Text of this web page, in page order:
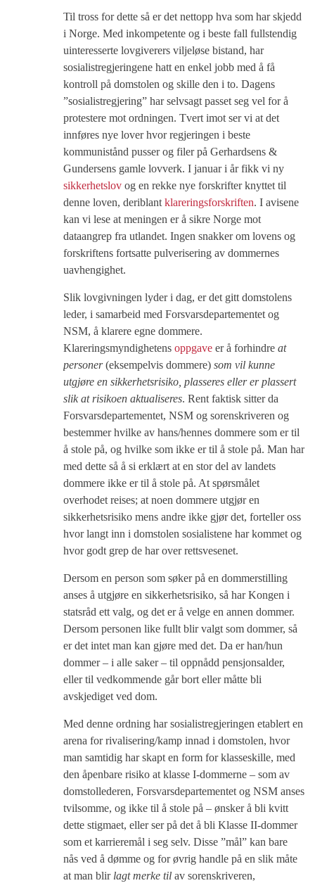
Til tross for dette så er det nettopp hva som har skjedd
i Norge. Med inkompetente og i beste fall fullstendig
uinteresserte lovgiverers viljeløse bistand, har
sosialistregjeringene hatt en enkel jobb med å få
kontroll på domstolen og skille den i to. Dagens
”sosialistregjering” har selvsagt passet seg vel for å
protestere mot ordningen. Tvert imot ser vi at det
innføres nye lover hvor regjeringen i beste
kommunistånd pusser og filer på Gerhardsens &
Gundersens gamle lovverk. I januar i år fikk vi ny
sikkerhetslov og en rekke nye forskrifter knyttet til
denne loven, deriblant klareringsforskriften. I avisene
kan vi lese at meningen er å sikre Norge mot
dataangrep fra utlandet. Ingen snakker om lovens og
forskriftens fortsatte pulverisering av dommernes
uavhengighet.
Slik lovgivningen lyder i dag, er det gitt domstolens
leder, i samarbeid med Forsvarsdepartementet og
NSM, å klarere egne dommere.
Klareringsmyndighetens oppgave er å forhindre at
personer(eksempelvis dommere) som vil kunne
utgjøre en sikkerhetsrisiko, plasseres eller er plassert
slik at risikoen aktualiseres. Rent faktisk sitter da
Forsvarsdepartementet, NSM og sorenskriveren og
bestemmer hvilke av hans/hennes dommere som er til
å stole på, og hvilke som ikke er til å stole på. Man har
med dette så å si erklært at en stor del av landets
dommere ikke er til å stole på. At spørsmålet
overhodet reises; at noen dommere utgjør en
sikkerhetsrisiko mens andre ikke gjør det, forteller oss
hvor langt inn i domstolen sosialistene har kommet og
hvor godt grep de har over rettsvesenet.
Dersom en person som søker på en dommerstilling
anses å utgjøre en sikkerhetsrisiko, så har Kongen i
statsråd ett valg, og det er å velge en annen dommer.
Dersom personen like fullt blir valgt som dommer, så
er det intet man kan gjøre med det. Da er han/hun
dommer – i alle saker – til oppnådd pensjonsalder,
eller til vedkommende går bort eller måtte bli
avskjediget ved dom.
Med denne ordning har sosialistregjeringen etablert en
arena for rivalisering/kamp innad i domstolen, hvor
man samtidig har skapt en form for klasseskille, med
den åpenbare risiko at klasse I-dommerne – som av
domstollederen, Forsvarsdepartementet og NSM anses
tvilsomme, og ikke til å stole på – ønsker å bli kvitt
dette stigmaet, eller ser på det å bli Klasse II-dommer
som et karrieremål i seg selv. Disse ”mål” kan bare
nås ved å dømme og for øvrig handle på en slik måte
at man blir lagt merke til av sorenskriveren,